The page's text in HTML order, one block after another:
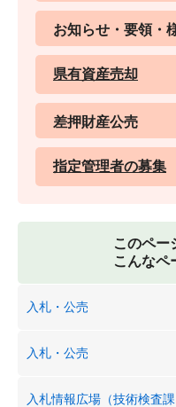
お知らせ・要領・
県有資産売却
差押財産公売
指定管理者の募集
このペー
こんなペ
入札・公売
入札・公売
入札情報広場（技術検査課